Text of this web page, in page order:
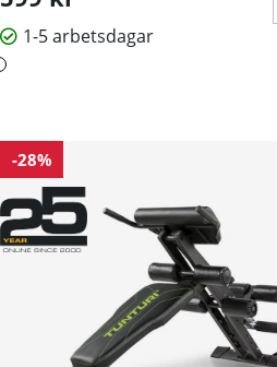
1-5 arbetsdagar
-28%